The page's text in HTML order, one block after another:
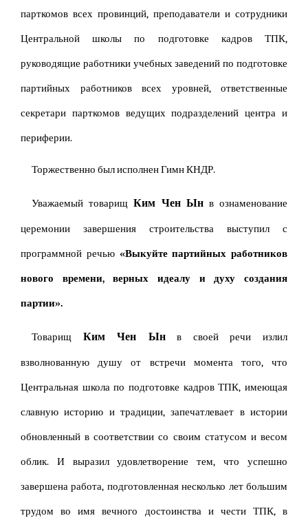
парткомов всех провинций, преподаватели и сотрудники
Центральной школы по подготовке кадров ТПК,
руководящие работники учебных заведений по подготовке
партийных работников всех уровней, ответственные
секретари парткомов ведущих подразделений центра и
периферии.
Торжественно был исполнен Гимн КНДР.
Уважаемый товарищ Ким Чен Ын в ознаменование
церемонии завершения строительства выступил с
программной речью «Выкуйте партийных работников
нового времени, верных идеалу и духу создания
партии».
Товарищ Ким Чен Ынв своей речи излил
взволнованную душу от встречи момента того, что
Центральная школа по подготовке кадров ТПК, имеющая
славную историю и традиции, запечатлевает в истории
обновленный в соответствии со своим статусом и весом
облик. И выразил удовлетворение тем, что успешно
завершена работа, подготовленная несколько лет большим
трудом во имя вечного достоинства и чести ТПК, в